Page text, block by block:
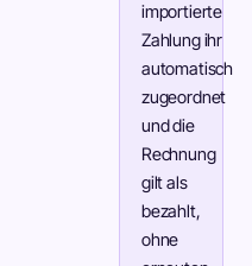
importierte
Zahlung ihr
automatisch
zugeordnet
und die
Rechnung
gilt als
bezahlt,
ohne